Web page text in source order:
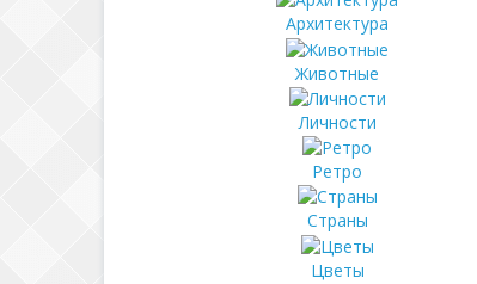
Архитектура
Животные
Личности
Ретро
Страны
Цветы